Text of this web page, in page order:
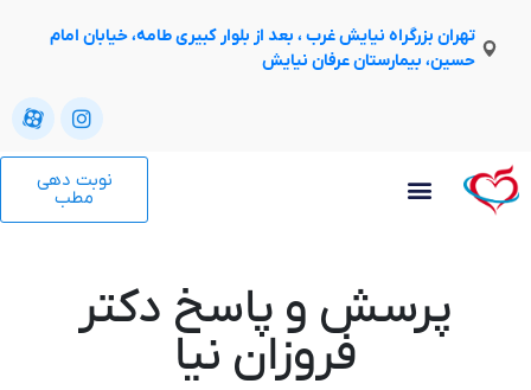
تهران بزرگراه نیایش غرب ، بعد از بلوار کبیری طامه، خیابان امام
حسین، بیمارستان عرفان نیایش
نوبت دهی
پرسش و پاسخ دکتر
فروزان نیا